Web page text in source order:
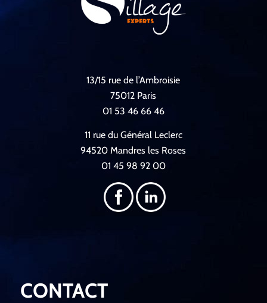
13/15 rue de l’Ambroisie
75012 Paris
01 53 46 66 46
11 rue du Général Leclerc
94520 Mandres les Roses
01 45 98 92 00
CONTACT